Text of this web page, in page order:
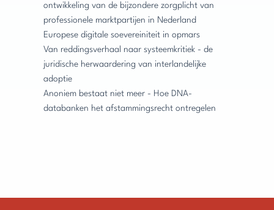
ontwikkeling van de bijzondere zorgplicht van
professionele marktpartijen in Nederland
Europese digitale soevereiniteit in opmars
Van reddingsverhaal naar systeemkritiek - de
juridische herwaardering van interlandelijke
adoptie
Anoniem bestaat niet meer - Hoe DNA-
databanken het afstammingsrecht ontregelen